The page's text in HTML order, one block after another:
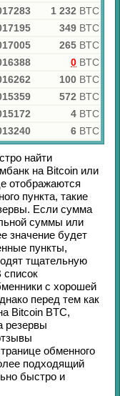
1 232 BTC
349 BTC
265 BTC
0 BTC
100 BTC
572 BTC
4 BTC
6 BTC
найти
на Bitcoin или
отображаются
пункта, такие
Если сумма
суммы или
значение будет
пункты,
тщательную
список
с хорошей
перед тем как
Bitcoin BTC,
резервы
обменного
подходящий
быстро и